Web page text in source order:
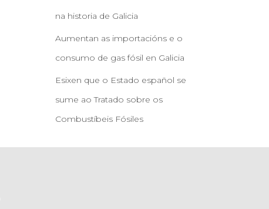
na historia de Galicia
Aumentan as importacións e o
consumo de gas fósil en Galicia
Esixen que o Estado español se
sume ao Tratado sobre os
Combustíbeis Fósiles